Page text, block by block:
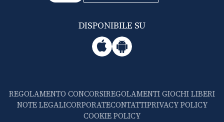
DISPONIBILE SU
REGOLAMENTO CONCORSIREGOLAMENTI GIOCHI LIBERI
NOTE LEGALICORPORATECONTATTIPRIVACY POLICY
COOKIE POLICY